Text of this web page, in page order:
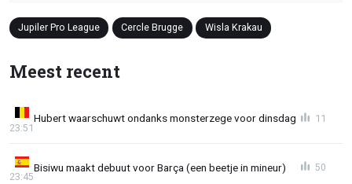
Jupiler Pro League Cercle Brugge Wisla Krakau
Meest recent
Hubert waarschuwt ondanks monsterzege voor dinsdag
23:51
11
Bisiwu maakt debuut voor Barça (een beetje in mineur)
23:45
50